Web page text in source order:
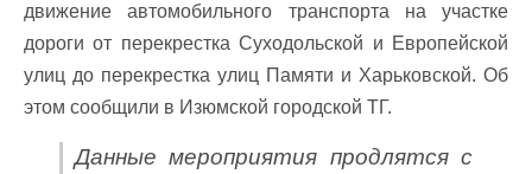
движение автомобильного транспорта на участке
дороги от перекрестка Суходольской и Европейской
улиц до перекрестка улиц Памяти и Харьковской. Об
этом сообщили в Изюмской городской ТГ.
Данные мероприятия продлятся с